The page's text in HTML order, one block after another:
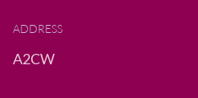
ADDRESS
A2CW